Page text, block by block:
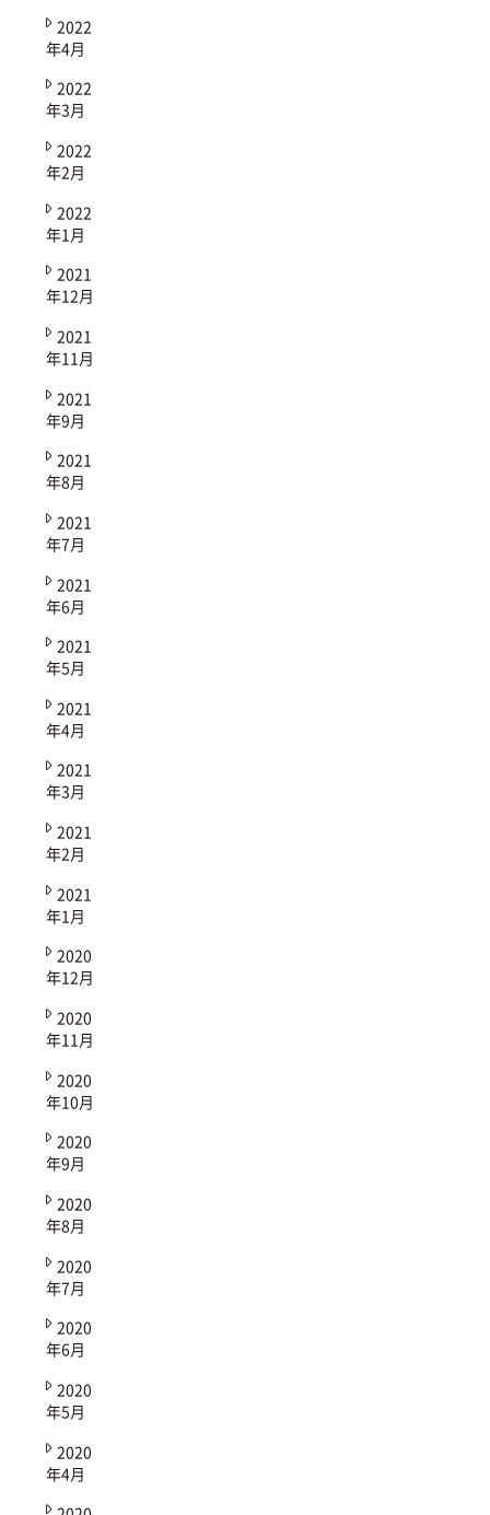
2022
年4月
2022
年3月
2022
年2月
2022
年1月
2021
年12月
2021
年11月
2021
年9月
2021
年8月
2021
年7月
2021
年6月
2021
年5月
2021
年4月
2021
年3月
2021
年2月
2021
年1月
2020
年12月
2020
年11月
2020
年10月
2020
年9月
2020
年8月
2020
年7月
2020
年6月
2020
年5月
2020
年4月